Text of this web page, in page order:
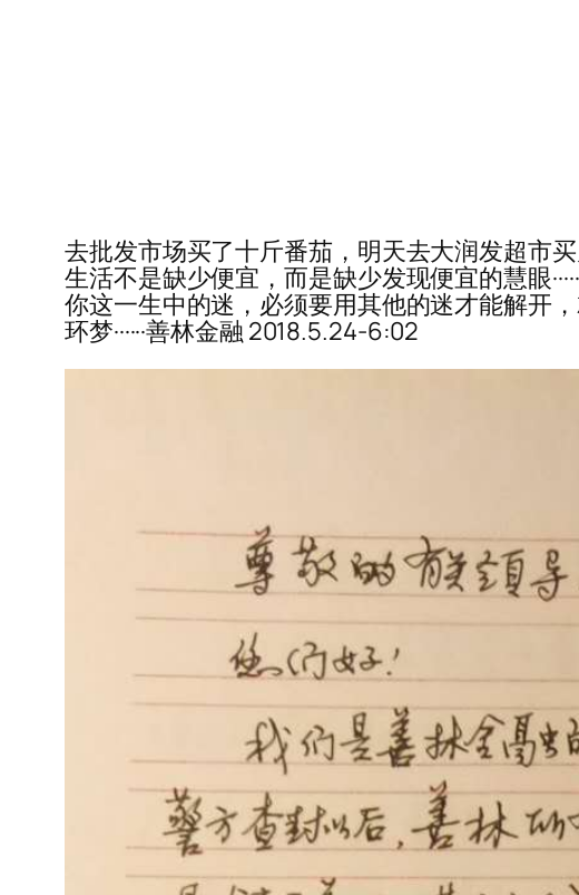
去批发市场买了十斤番茄，明天去大润发超市
生活不是缺少便宜，而是缺少发现便宜的慧眼
你这一生中的迷，必须要用其他的迷才能解开
环梦······善林金融 2018.5.24-6:02